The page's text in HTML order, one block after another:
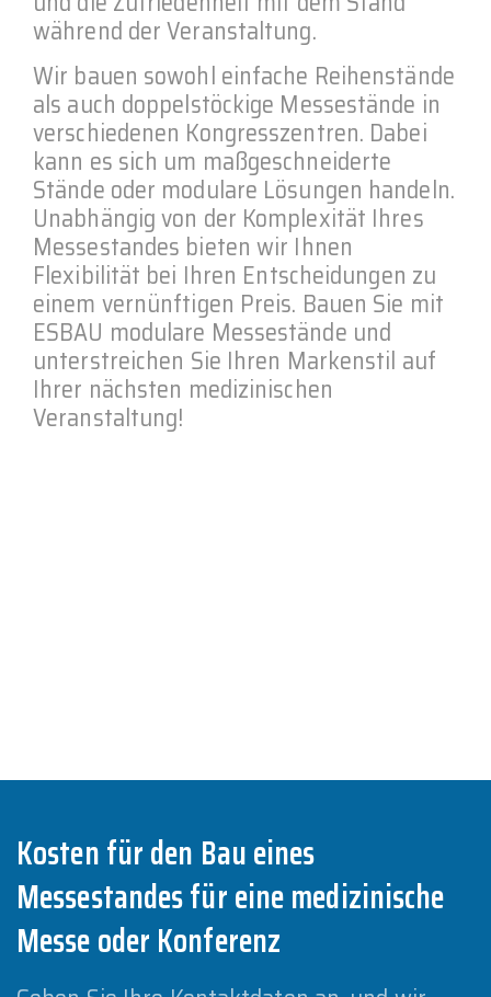
während der Veranstaltung.
Wir bauen sowohl einfache Reihenstände
als auch doppelstöckige Messestände in
verschiedenen Kongresszentren. Dabei
kann es sich um maßgeschneiderte
Stände oder modulare Lösungen handeln.
Unabhängig von der Komplexität Ihres
Messestandes bieten wir Ihnen
Flexibilität bei Ihren Entscheidungen zu
einem vernünftigen Preis. Bauen Sie mit
ESBAU modulare Messestände und
unterstreichen Sie Ihren Markenstil auf
Ihrer nächsten medizinischen
Veranstaltung!
Kosten für den Bau eines
Messestandes für eine medizinische
Messe oder Konferenz